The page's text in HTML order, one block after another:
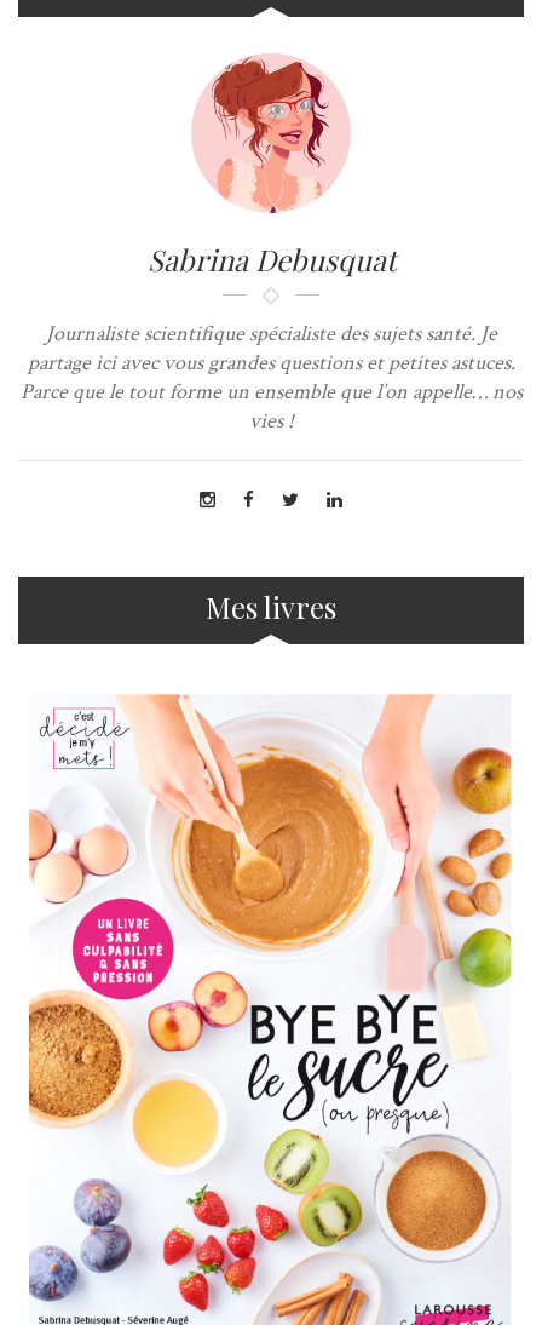
Sabrina Debusquat
Journaliste scientifique spécialiste des sujets santé. Je
partage ici avec vous grandes questions et petites astuces.
Parce que le tout forme un ensemble que l’on appelle… nos
vies !
Mes livres